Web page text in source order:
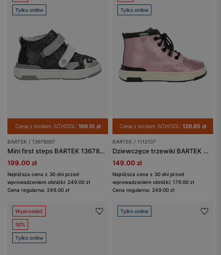
Tylko online
Cena z kodem SCHOOL: 169.15 zł
BARTEK / 13678007
Mini first steps BARTEK 13678007, granatowo-szary
199.00 zł
Najniższa cena z 30 dni przed
wprowadzeniem obniżki: 249.00 zł
Cena regularna: 249.00 zł
Tylko online
Cena z kodem SCHOOL: 126.65 zł
BARTEK / 1112107
Dziewczęce trzewiki BARTEK w kolorze metalicznego różu 1112107
149.00 zł
Najniższa cena z 30 dni przed
wprowadzeniem obniżki: 179.00 zł
Cena regularna: 249.00 zł
Wyprzedaż
50%
Tylko online
Tylko online